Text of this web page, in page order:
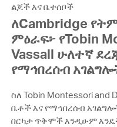
ልጆች እና ቤተሰቦች
ለCambridge
ምዕራፍ፦ የTobin
Vassall ሁለተኛ
የማኅበረሰብ
ስለ Tobin Montessori
ቤቶች እና የማኅበረሰብ
በርካታ ጥቅሞች እንዲሁም